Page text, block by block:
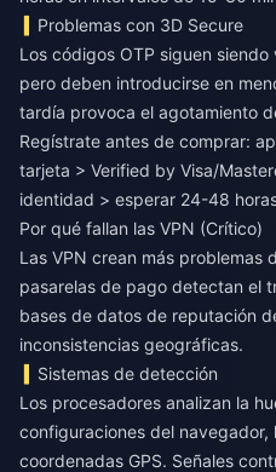
Problemas con 3D Secure
Los códigos OTP siguen
pero deben introducirse en
tardía provoca el agotamiento
Regístrate antes de comprar:
tarjeta > Verified by Visa/
identidad > esperar 24-48
Por qué fallan las VPN (Crítico)
Las VPN crean más problemas
pasarelas de pago detectan el
bases de datos de reputación
inconsistencias geográficas.
Sistemas de detección
Los procesadores analizan la
configuraciones del
coordenadas GPS. Señales